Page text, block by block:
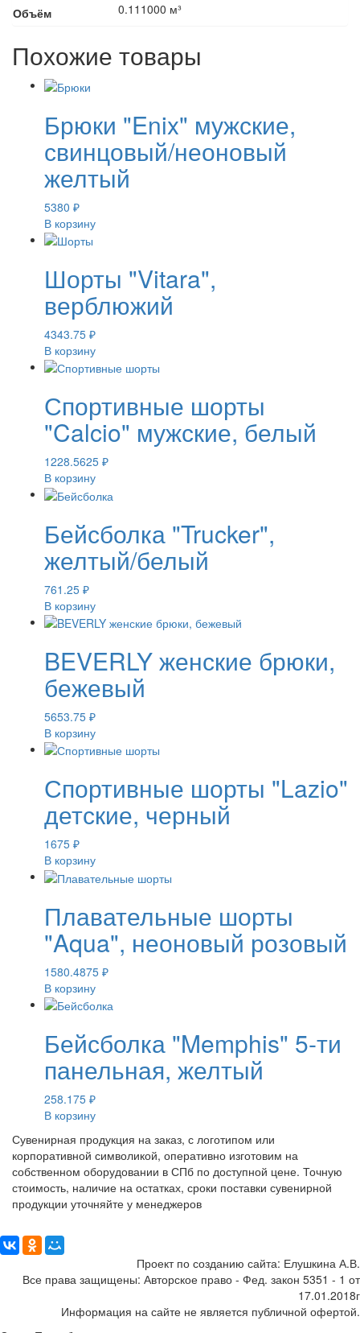
Объём
0.111000 м³
Похожие товары
Брюки "Enix" мужские,
свинцовый/неоновый
желтый
5380 ₽
В корзину
Шорты "Vitara",
верблюжий
4343.75 ₽
В корзину
Спортивные шорты
"Calcio" мужские, белый
1228.5625 ₽
В корзину
Бейсболка "Trucker",
желтый/белый
761.25 ₽
В корзину
BEVERLY женские брюки,
бежевый
5653.75 ₽
В корзину
Спортивные шорты "Lazio"
детские, черный
1675 ₽
В корзину
Плавательные шорты
"Aqua", неоновый розовый
1580.4875 ₽
В корзину
Бейсболка "Memphis" 5-ти
панельная, желтый
258.175 ₽
В корзину
Сувенирная продукция на заказ, с логотипом или
корпоративной символикой, оперативно изготовим на
собственном оборудовании в СПб по доступной цене. Точную
стоимость, наличие на остатках, сроки поставки сувенирной
продукции уточняйте у менеджеров
Проект по созданию сайта: Елушкина А.В.
Все права защищены: Авторское право - Фед. закон 5351 - 1 от
17.01.2018г
Информация на сайте не является публичной офертой.